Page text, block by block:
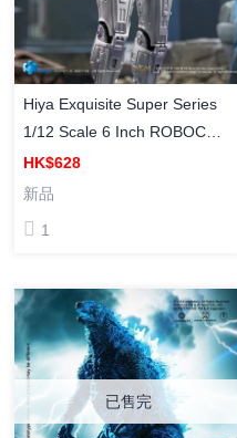
Hiya Exquisite Super Series
1/12 Scale 6 Inch ROBOCOP
1 Robocop 機械戰警 1 機械戰
警 鐵甲威龍 塗裝成品
HK$628
新品
1
已售完